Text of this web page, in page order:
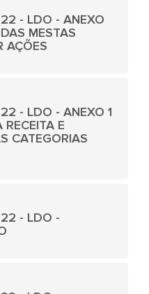
- LDO - ANEXO
MESTAS
AÇÕES
- LDO - ANEXO 1
E
CATEGORIAS
- LDO -